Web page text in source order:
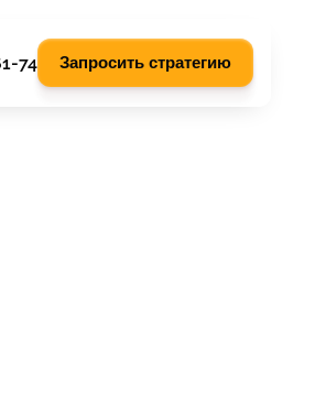
74 Запросить стратегию